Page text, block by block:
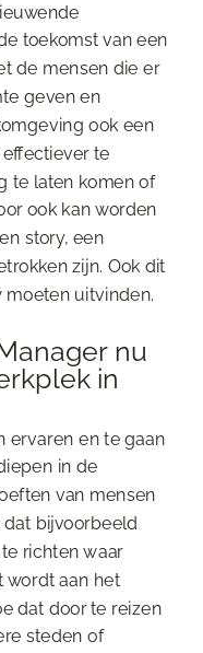
toekomst van een
de mensen die er
geven en
ook een
te
te laten komen of
ook kan worden
story, een
zijn. Ook dit
moeten uitvinden.
nu
in
ervaren en te gaan
in de
van mensen
dat bijvoorbeeld
richten waar
wordt aan het
dat door te reizen
steden of